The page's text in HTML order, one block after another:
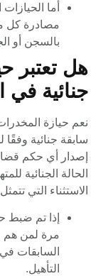
أما
مصادرة كل
بالسجن أو
هل تعتبر
جنائية في
نعم حيازة
سابقة جنائية
إصدار أي حكم
الحالة الجنائية
الاستثناء التي
إذا تم ضبط
السابقات
التأهيل.